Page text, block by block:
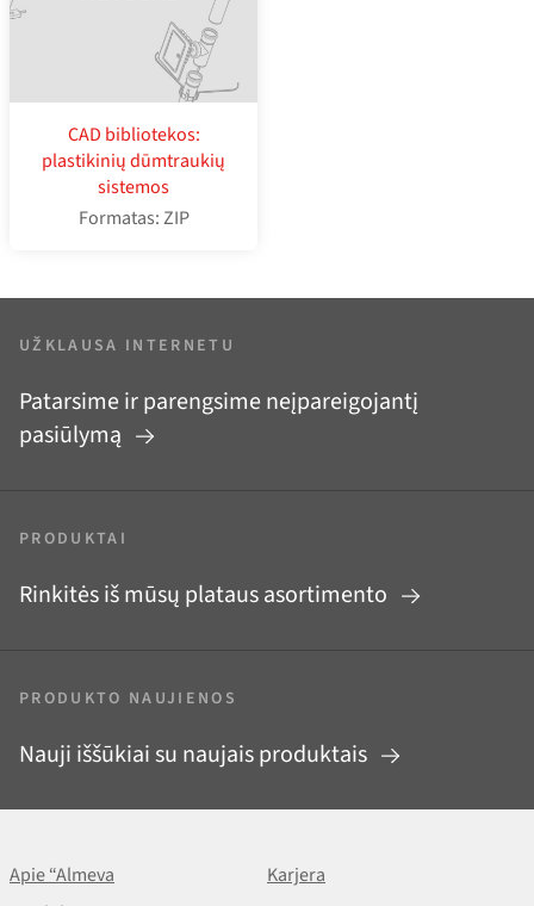
CAD bibliotekos:
plastikinių dūmtraukių
sistemos
Formatas: ZIP
UŽKLAUSA INTERNETU
Patarsime ir parengsime neįpareigojantį
pasiūlymą
PRODUKTAI
Rinkitės iš mūsų plataus asortimento
PRODUKTO NAUJIENOS
Nauji iššūkiai su naujais produktais
Apie “Almeva
Karjera